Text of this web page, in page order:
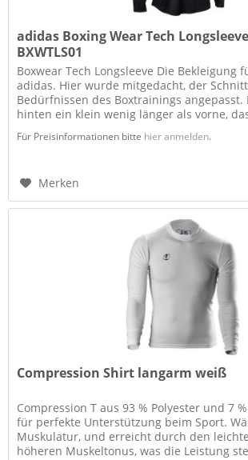
adidas Boxing Wear Tech
BXWTLS01
Boxwear Tech Longsleeve Die Bekleigung
adidas. Hier wurde mitgedacht, der
Bedürfnissen des Boxtrainings angepasst.
hinten ein klein wenig länger als vorne,
Für Preisinformationen bitte hier anmelden.
Merken
Compression Shirt langarm weiß
Compression T aus 93 % Polyester und 7
für perfekte Unterstützung beim Sport.
Muskulatur, und erreicht durch den
höheren Muskeltonus, was die Leistung